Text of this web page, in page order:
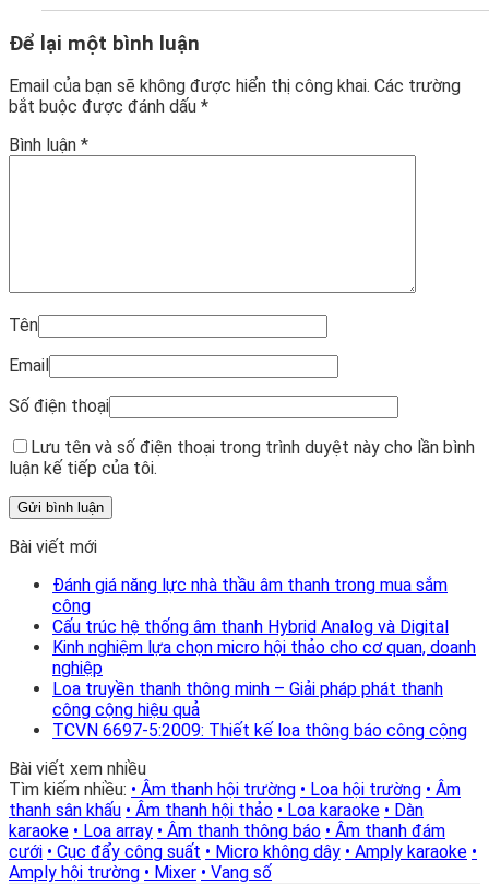
Để lại một bình luận
Email của bạn sẽ không được hiển thị công khai. Các trường
bắt buộc được đánh dấu *
Bình luận *
Tên
Email
Số điện thoại
Lưu tên và số điện thoại trong trình duyệt này cho lần bình
luận kế tiếp của tôi.
Bài viết mới
Đánh giá năng lực nhà thầu âm thanh trong mua sắm
công
Cấu trúc hệ thống âm thanh Hybrid Analog và Digital
Kinh nghiệm lựa chọn micro hội thảo cho cơ quan, doanh
nghiệp
Loa truyền thanh thông minh – Giải pháp phát thanh
công cộng hiệu quả
TCVN 6697-5:2009: Thiết kế loa thông báo công cộng
Bài viết xem nhiều
Tìm kiếm nhiều: • Âm thanh hội trường • Loa hội trường • Âm
thanh sân khấu • Âm thanh hội thảo • Loa karaoke • Dàn
karaoke • Loa array • Âm thanh thông báo • Âm thanh đám
cưới • Cục đẩy công suất • Micro không dây • Amply karaoke •
Amply hội trường • Mixer • Vang số